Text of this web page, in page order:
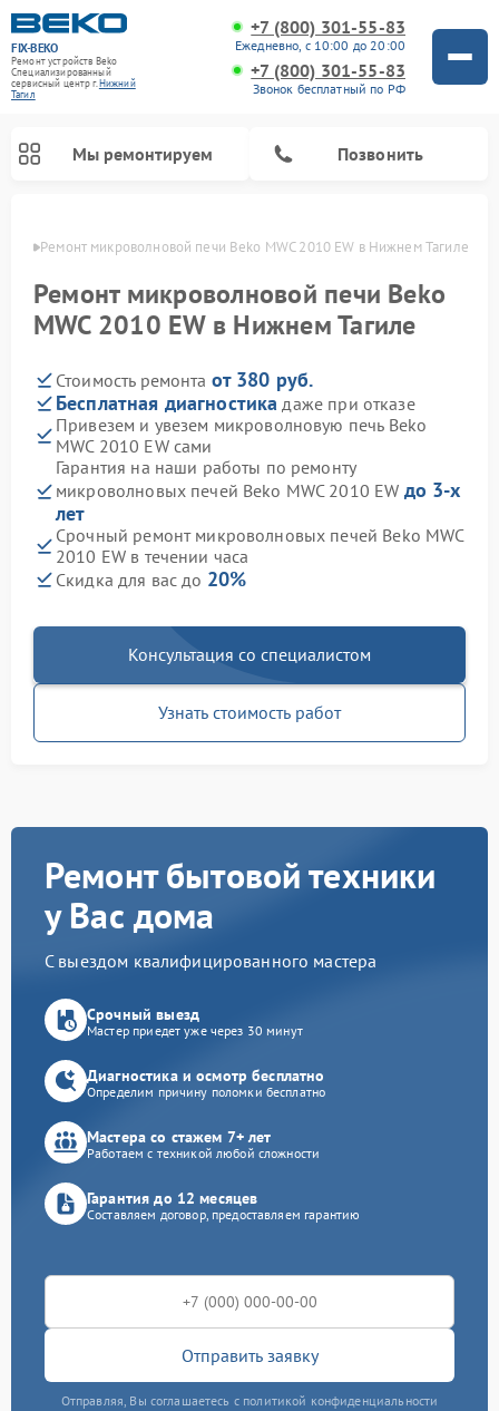
FIX-BEKO
Ремонт устройств Beko
Специализированный
cервисный центр г.Нижний
Тагил
+7 (800) 301-55-83
Ежедневно, с 10:00 до 20:00
+7 (800) 301-55-83
Звонок бесплатный по РФ
Мы ремонтируем Позвонить
Ремонт микроволновой печи Beko MWC 2010 EW в Нижнем Тагиле
Ремонт микроволновой печи Beko
MWC 2010 EW в Нижнем Тагиле
Стоимость ремонта от 380 руб.
Бесплатная диагностика даже при отказе
Привезем и увезем микроволновую печь Beko
MWC 2010 EW сами
Гарантия на наши работы по ремонту
микроволновых печей Beko MWC 2010 EW до 3-х
лет
Срочный ремонт микроволновых печей Beko MWC
2010 EW в течении часа
Скидка для вас до 20%
Консультация со специалистом
Узнать стоимость работ
Ремонт бытовой техники
у Вас дома
С выездом квалифицированного мастера
Срочный выезд
Мастер приедет уже через 30 минут
Диагностика и осмотр бесплатно
Определим причину поломки бесплатно
Мастера со стажем 7+ лет
Работаем с техникой любой сложности
Гарантия до 12 месяцев
Составляем договор, предоставляем гарантию
Отправить заявку
Отправляя, Вы соглашаетесь с политикой конфиденциальности